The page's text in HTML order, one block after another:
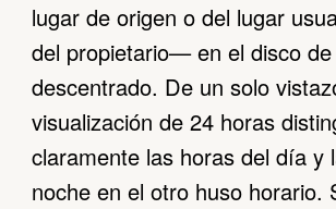
lugar de origen o del lugar
del propietario— en el disco
descentrado. De un solo
visualización de 24 horas
claramente las horas del día y
noche en el otro huso horario.